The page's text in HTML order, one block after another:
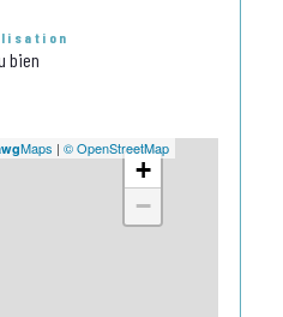
bien
+
−
Maps | © OpenStreetMap